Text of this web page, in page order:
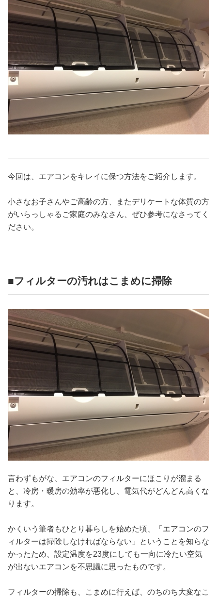
妊娠/出産/家族
ココロ/カラダ
グルメ
トラベル
カルチャー/エンタメ
性と愛
ゲーム
今回は、エアコンをキレイに保つ方法をご紹介します。
小さなお子さんやご高齢の方、またデリケートな体質の方
がいらっしゃるご家庭のみなさん、ぜひ参考になさってく
ださい。
■フィルターの汚れはこまめに掃除
言わずもがな、エアコンのフィルターにほこりが溜まる
と、冷房・暖房の効率が悪化し、電気代がどんどん高くな
ります。
かくいう筆者もひとり暮らしを始めた頃、「エアコンのフ
ィルターは掃除しなければならない」ということを知らな
かったため、設定温度を23度にしても一向に冷たい空気
が出ないエアコンを不思議に思ったものです。
フィルターの掃除も、こまめに行えば、のちのち大変なこ